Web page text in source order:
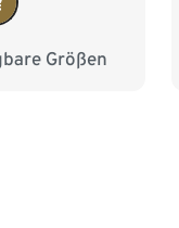
Größen
M 40/42